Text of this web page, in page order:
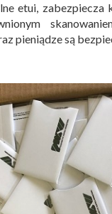
etui, zabezpiecza
pieniądze są